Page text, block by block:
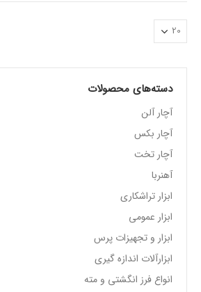
دسته‌های محصولات
آچار آلن
آچار بکس
آچار تخت
آهنربا
ابزار تراشکاری
ابزار عمومی
ابزار و تجهیزات پرس
ابزارآلات اندازه گیری
انواع فرز انگشتی و مته